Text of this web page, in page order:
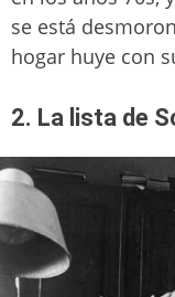
se está
hogar huye con
2. La lista de